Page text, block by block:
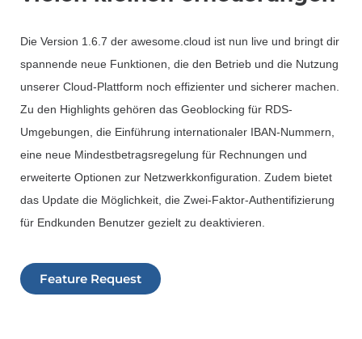
Die Version 1.6.7 der awesome.cloud ist nun live und bringt dir
spannende neue Funktionen, die den Betrieb und die Nutzung
unserer Cloud-Plattform noch effizienter und sicherer machen.
Zu den Highlights gehören das Geoblocking für RDS-
Umgebungen, die Einführung internationaler IBAN-Nummern,
eine neue Mindestbetragsregelung für Rechnungen und
erweiterte Optionen zur Netzwerkkonfiguration. Zudem bietet
das Update die Möglichkeit, die Zwei-Faktor-Authentifizierung
für Endkunden Benutzer gezielt zu deaktivieren.
Feature Request